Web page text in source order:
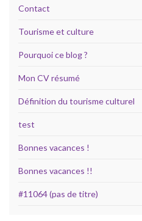
Contact
Tourisme et culture
Pourquoi ce blog ?
Mon CV résumé
Définition du tourisme culturel
test
Bonnes vacances !
Bonnes vacances !!
#11064 (pas de titre)